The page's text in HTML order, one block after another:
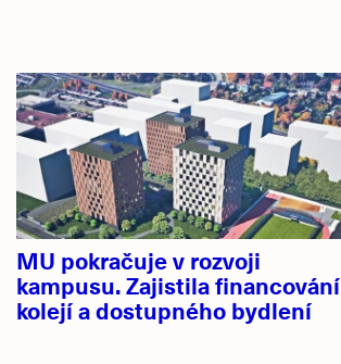
Hlavní
novinky
MU pokračuje v rozvoji
kampusu. Zajistila financování
kolejí a dostupného bydlení